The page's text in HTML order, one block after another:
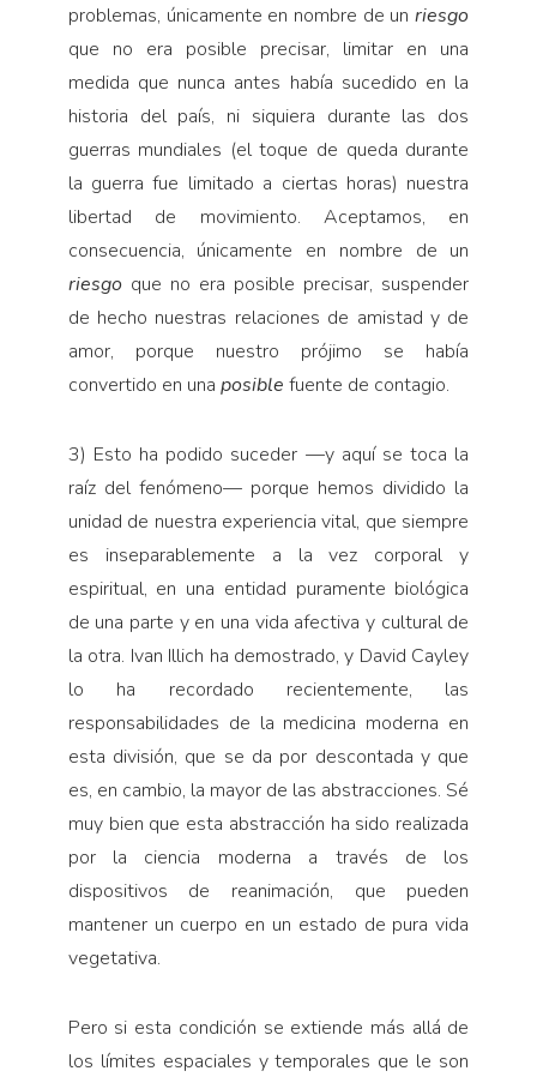
problemas, únicamente en nombre de unriesgo
que no era posible precisar, limitar en una
medida que nunca antes había sucedido en la
historia del país, ni siquiera durante las dos
guerras mundiales (el toque de queda durante
la guerra fue limitado a ciertas horas) nuestra
libertad de movimiento. Aceptamos, en
consecuencia, únicamente en nombre de un
riesgoque no era posible precisar, suspender
de hecho nuestras relaciones de amistad y de
amor, porque nuestro prójimo se había
convertido en una posible fuente de contagio.
3) Esto ha podido suceder —y aquí se toca la
raíz del fenómeno— porque hemos dividido la
unidad de nuestra experiencia vital, que siempre
es inseparablemente a la vez corporal y
espiritual, en una entidad puramente biológica
de una parte y en una vida afectiva y cultural de
la otra. Ivan Illich ha demostrado, y David Cayley
lo ha recordado recientemente, las
responsabilidades de la medicina moderna en
esta división, que se da por descontada y que
es, en cambio, la mayor de las abstracciones. Sé
muy bien que esta abstracción ha sido realizada
por la ciencia moderna a través de los
dispositivos de reanimación, que pueden
mantener un cuerpo en un estado de pura vida
vegetativa.
Pero si esta condición se extiende más allá de
los límites espaciales y temporales que le son